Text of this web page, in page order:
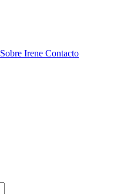
Sobre Irene Contacto